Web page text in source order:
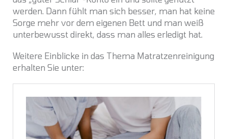
werden. Dann fühlt man sich besser, man hat keine
Sorge mehr vor dem eigenen Bett und man weiß
unterbewusst direkt, dass man alles erledigt hat.
Weitere Einblicke in das Thema Matratzenreinigung
erhalten Sie unter: